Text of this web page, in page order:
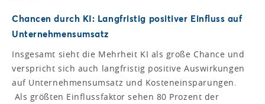
Chancen durch KI: Langfristig positiver Einfluss auf
Unternehmensumsatz
Insgesamt sieht die Mehrheit KI als große Chance und
verspricht sich auch langfristig positive Auswirkungen
auf Unternehmensumsatz und Kosteneinsparungen.
Als größten Einflussfaktor sehen 80 Prozent der